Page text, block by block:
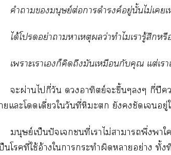
​​​ย์​ต่​​​ค์​ู่​ั้​ไม่​
ได้​​ย่​​​​​ว่​​​ู้​
​​​​​​​​​​ต่​
​ผ่​​ี่​​​ย์​​ึ้​ี่​ปี​
​​ี่​
ย์​ป็​ปั​​ี่​​ไม่​​ึ่
​​ี่​ใช้​อ้​​​​​​​ย่​ั้